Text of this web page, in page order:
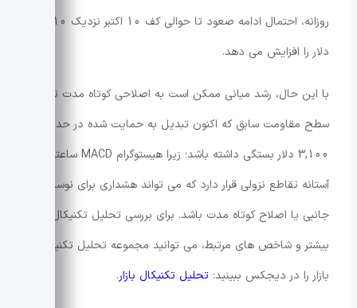
روزانه، احتمال ادامه صعود تا حوالی کف 10 اکتبر نزدیک 3,510
دلار را افزایش می دهد.
با این حال، رشد میانی ممکن است به اصلاحی کوتاه مدت تا
سطح مقاومت سابق که اکنون تبدیل به حمایت شده در حدود
3,100 دلار بستگی داشته باشد؛ زیرا هیستوگرام MACD ساعتی در
آستانه تقاطع نزولی قرار دارد که می تواند هشداری برای نوسان
جانبی یا اصلاح کوتاه مدت باشد. برای بررسی تحلیل تکنیکال های
بیشتر و شاخص های مرتبط، می توانید مجموعه تحلیل تکنیکال
بازار را در دیجکس ببینید: تحلیل تکنیکال بازار.